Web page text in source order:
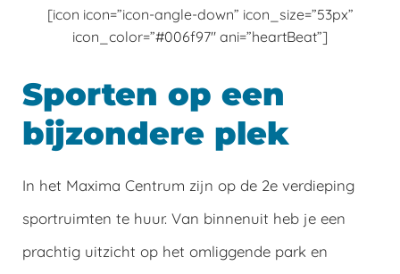
[icon icon=”icon-angle-down” icon_size=”53px”
icon_color=”#006f97″ ani=”heartBeat”]
Sporten op een
bijzondere plek
In het Maxima Centrum zijn op de 2e verdieping
sportruimten te huur. Van binnenuit heb je een
prachtig uitzicht op het omliggende park en